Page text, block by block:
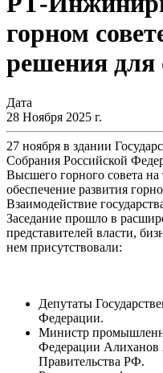
горном
решения для
Дата
28 Ноября 2025 г.
27 ноября в здании
Собрания Российской
Высшего горного совета на
обеспечение развития
Взаимодействие
Заседание прошло в
представителей власти,
нем присутствовали:
Депутаты
Федерации.
Министр
Федерации Алиханов
Правительства РФ.